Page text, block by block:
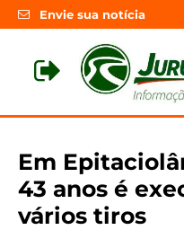
Envie sua notícia
Em
43 anos é
vários tiros